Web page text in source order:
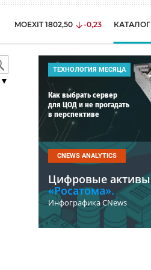
MOEXIT 1802,50 -0,23 КАТАЛОГ
ТЕХНОЛОГИЯ МЕСЯЦА
Как выбрать сервер
для ЦОД и не прогадать
в перспективе
CNEWS ANALYTICS
Цифровые активы
«Росатома».
Инфографика CNews